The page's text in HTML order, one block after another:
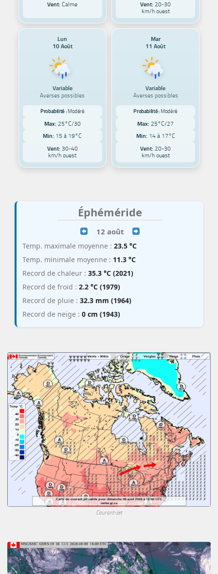
Vent: Calme Vent: 20-30
km/h ouest
Lun
10 Août
Variable
Averses possibles
Probabilité : Modéré
Max: 25°C/30
Min: 15 à 19°C
Vent:30-40
km/h ouest
Mar
11 Août
Variable
Averses possibles
Probabilité : Modéré
Max: 25°C/27
Min: 14 à 17°C
Vent: 20-30
km/h ouest
Éphéméride
12 août
Temp. maximale moyenne : 23.5 °C
Temp. minimale moyenne : 11.3 °C
Record de chaleur : 35.3 °C (2021)
Record de froid : 2.2 °C (1979)
Record de pluie : 32.3 mm (1964)
Record de neige : 0 cm (1943)
Courant-Jet